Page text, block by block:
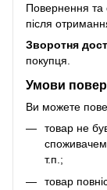
Повернення та
після
Зворотня
покупця.
Умови
Ви можете
товар не
т.п.;
товар